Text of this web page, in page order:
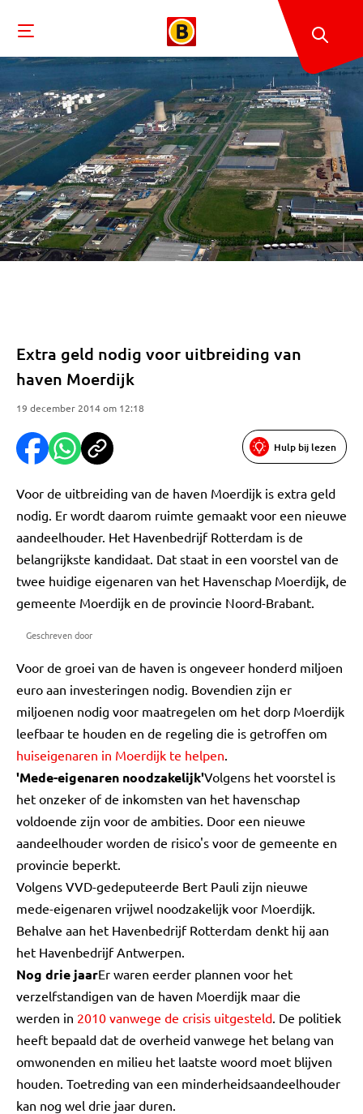
Extra geld nodig voor uitbreiding van
haven Moerdijk
19 december 2014 om 12:18
Hulp bij lezen
Voor de uitbreiding van de haven Moerdijk is extra geld
nodig. Er wordt daarom ruimte gemaakt voor een nieuwe
aandeelhouder. Het Havenbedrijf Rotterdam is de
belangrijkste kandidaat. Dat staat in een voorstel van de
twee huidige eigenaren van het Havenschap Moerdijk, de
gemeente Moerdijk en de provincie Noord-Brabant.
Geschreven door
Voor de groei van de haven is ongeveer honderd miljoen
euro aan investeringen nodig. Bovendien zijn er
miljoenen nodig voor maatregelen om het dorp Moerdijk
leefbaar te houden en de regeling die is getroffen om
huiseigenaren in Moerdijk te helpen.
'Mede-eigenaren noodzakelijk'Volgens het voorstel is
het onzeker of de inkomsten van het havenschap
voldoende zijn voor de ambities. Door een nieuwe
aandeelhouder worden de risico's voor de gemeente en
provincie beperkt.
Volgens VVD-gedeputeerde Bert Pauli zijn nieuwe
mede-eigenaren vrijwel noodzakelijk voor Moerdijk.
Behalve aan het Havenbedrijf Rotterdam denkt hij aan
het Havenbedrijf Antwerpen.
Nog drie jaarEr waren eerder plannen voor het
verzelfstandigen van de haven Moerdijk maar die
werden in 2010 vanwege de crisis uitgesteld. De politiek
heeft bepaald dat de overheid vanwege het belang van
omwonenden en milieu het laatste woord moet blijven
houden. Toetreding van een minderheidsaandeelhouder
kan nog wel drie jaar duren.